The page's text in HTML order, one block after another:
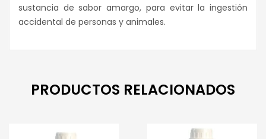
sustancia de sabor amargo, para evitar la ingestión
accidental de personas y animales.
PRODUCTOS RELACIONADOS